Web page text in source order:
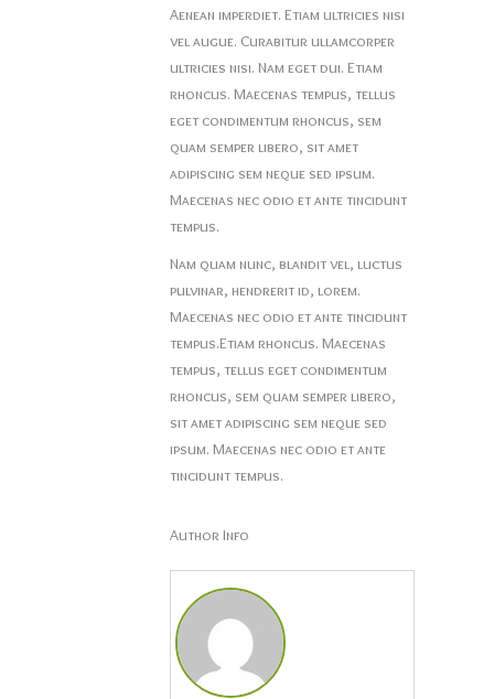
Aenean imperdiet. Etiam ultricies nisi
vel augue. Curabitur ullamcorper
ultricies nisi. Nam eget dui. Etiam
rhoncus. Maecenas tempus, tellus
eget condimentum rhoncus, sem
quam semper libero, sit amet
adipiscing sem neque sed ipsum.
Maecenas nec odio et ante tincidunt
tempus.
Nam quam nunc, blandit vel, luctus
pulvinar, hendrerit id, lorem.
Maecenas nec odio et ante tincidunt
tempus.Etiam rhoncus. Maecenas
tempus, tellus eget condimentum
rhoncus, sem quam semper libero,
sit amet adipiscing sem neque sed
ipsum. Maecenas nec odio et ante
tincidunt tempus.
Author Info